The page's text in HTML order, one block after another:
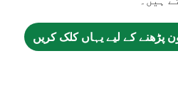
پڑھنے کے لیے یہاں کلک کریں